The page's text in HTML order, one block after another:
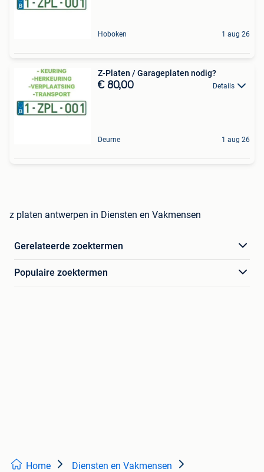
Hoboken 1 aug 26
Z-Platen / Garageplaten nodig?
€ 80,00 Details
Deurne 1 aug 26
z platen antwerpen in Diensten en Vakmensen
Gerelateerde zoektermen
Populaire zoektermen
Home Diensten en Vakmensen